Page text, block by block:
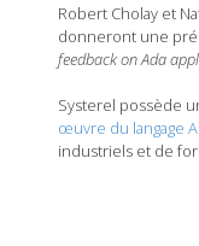
Robert Cholay et
donneront une
feedback on Ada
Systerel possède
œuvre du langage
industriels et de